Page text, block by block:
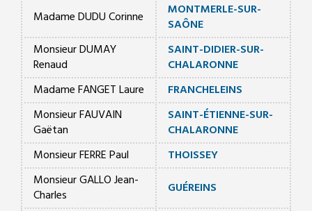
Madame DUDU Corinne
MONTMERLE-SUR-
SAÔNE
Monsieur DUMAY
Renaud
SAINT-DIDIER-SUR-
CHALARONNE
Madame FANGET Laure
FRANCHELEINS
Monsieur FAUVAIN
Gaëtan
SAINT-ÉTIENNE-SUR-
CHALARONNE
Monsieur FERRE Paul
THOISSEY
Monsieur GALLO Jean-
Charles
GUÉREINS